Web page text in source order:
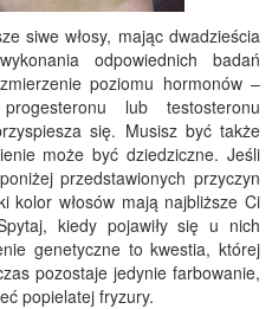
siwe włosy, mając dwadzieścia
odpowiednich badań
poziomu hormonów –
lub testosteronu
się. Musisz być także
może być dziedziczne. Jeśli
przedstawionych przyczyn
kolor włosów mają najbliższe Ci
kiedy pojawiły się u nich
genetyczne to kwestia, której
pozostaje jedynie farbowanie,
popielatej fryzury.